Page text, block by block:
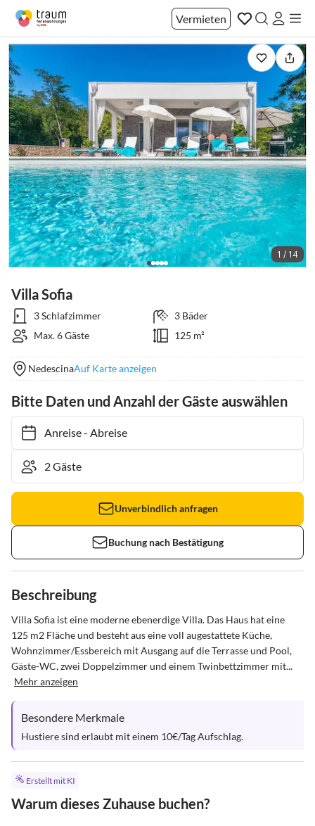
Vermieten
1 / 14
Villa Sofia
3 Schlafzimmer
3 Bäder
Max. 6 Gäste
125 m²
NedescinaAuf Karte anzeigen
Bitte Daten und Anzahl der Gäste auswählen
Anreise- Abreise
Unverbindlich anfragen
Buchung nach Bestätigung
Beschreibung
Villa Sofia ist eine moderne ebenerdige Villa. Das Haus hat eine
125 m2 Fläche und besteht aus eine voll augestattete Küche,
Wohnzimmer/Essbereich mit Ausgang auf die Terrasse und Pool,
Gäste-WC, zwei Doppelzimmer und einem Twinbettzimmer mit...
Mehr anzeigen
Besondere Merkmale
Hustiere sind erlaubt mit einem 10€/Tag Aufschlag.
Erstellt mit KI
Warum dieses Zuhause buchen?